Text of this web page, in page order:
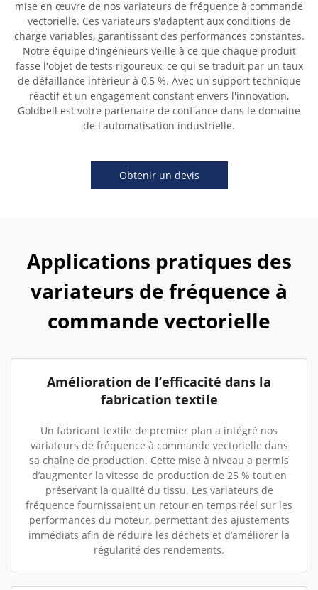
mise en œuvre de nos variateurs de fréquence à commande
vectorielle. Ces variateurs s'adaptent aux conditions de
charge variables, garantissant des performances constantes.
Notre équipe d'ingénieurs veille à ce que chaque produit
fasse l'objet de tests rigoureux, ce qui se traduit par un taux
de défaillance inférieur à 0,5 %. Avec un support technique
réactif et un engagement constant envers l'innovation,
Goldbell est votre partenaire de confiance dans le domaine
de l'automatisation industrielle.
Obtenir un devis
Applications pratiques des
variateurs de fréquence à
commande vectorielle
Amélioration de l’efficacité dans la
fabrication textile
Un fabricant textile de premier plan a intégré nos
variateurs de fréquence à commande vectorielle dans
sa chaîne de production. Cette mise à niveau a permis
d’augmenter la vitesse de production de 25 % tout en
préservant la qualité du tissu. Les variateurs de
fréquence fournissaient un retour en temps réel sur les
performances du moteur, permettant des ajustements
immédiats afin de réduire les déchets et d’améliorer la
régularité des rendements.